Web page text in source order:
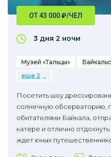
ОТ 43 000₽/ЧЕЛ
3 дня 2 ночи
Музей «Тальцы»
еще 2
Посетить шоу
солнечную обсерваторию,
обитателями Байкала,
катере и отлично
ждет юных